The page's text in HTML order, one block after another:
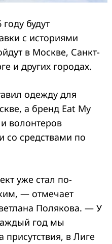
будут
с историями
в Москве, Санкт-
и других городах.
одежду для
а бренд Eat My
волонтеров
со средствами по
уже стал по-
— отмечает
Полякова. — У
год мы
в Лиге